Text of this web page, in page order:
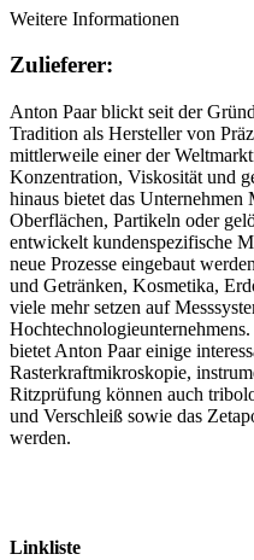
Weitere Informationen
Zulieferer:
Anton Paar blickt seit der
Tradition als Hersteller von
mittlerweile einer der
Konzentration, Viskosität und
hinaus bietet das Unternehmen
Oberflächen, Partikeln oder
entwickelt kundenspezifische
neue Prozesse eingebaut
und Getränken, Kosmetika,
viele mehr setzen auf
bietet Anton Paar einige
Rasterkraftmikroskopie,
Ritzprüfung können auch
und Verschleiß sowie das
werden.
Linkliste